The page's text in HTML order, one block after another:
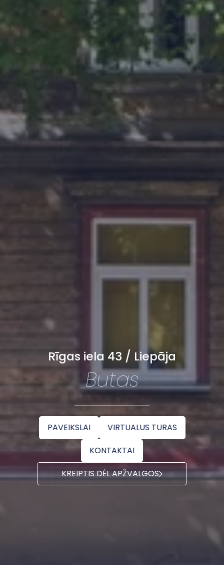
Rīgas iela 43 / Liepāja
Butas
PAVEIKSLAI
VIRTUALUS TURAS
KONTAKTAI
KREIPTIS DĖL APŽVALGOS